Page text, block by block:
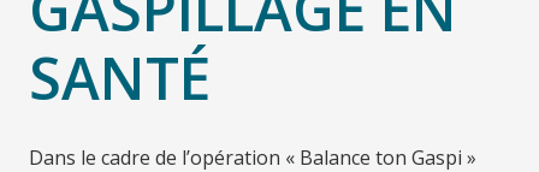
SANTÉ
Dans le cadre de l’opération « Balance ton Gaspi »